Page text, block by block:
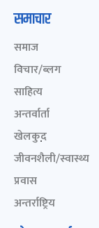
समाचार
समाज
विचार/ब्लग
साहित्य
अन्तर्वार्ता
खेलकुद़़
जीवनशैली/स्वास्थ्य
प्रवास
अन्तर्राष्ट्रिय